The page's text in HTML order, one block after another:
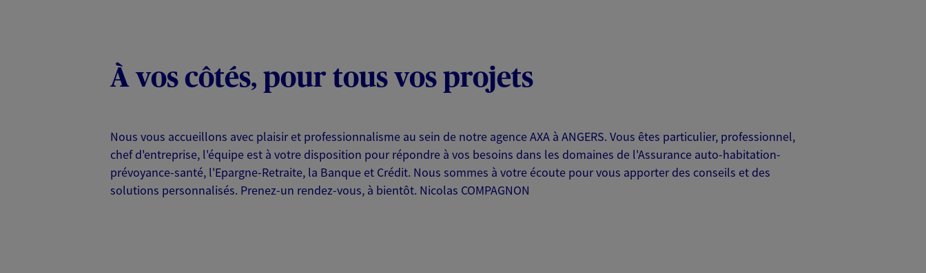
À vos côtés, pour tous vos projets
Nous vous accueillons avec plaisir et professionnalisme au sein de notre agence AXA à ANGERS. Vous êtes particulier, professionnel,
chef d'entreprise, l'équipe est à votre disposition pour répondre à vos besoins dans les domaines de l'Assurance auto-habitation-
prévoyance-santé, l'Epargne-Retraite, la Banque et Crédit. Nous sommes à votre écoute pour vous apporter des conseils et des
solutions personnalisés. Prenez-un rendez-vous, à bientôt. Nicolas COMPAGNON